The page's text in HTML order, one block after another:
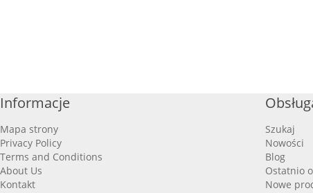
Informacje
Mapa strony
Privacy Policy
Terms and Conditions
About Us
Kontakt
Szukaj
Nowości
Blog
Ostatnio
Nowe